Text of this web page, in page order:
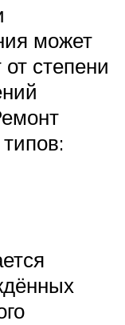
может
степени